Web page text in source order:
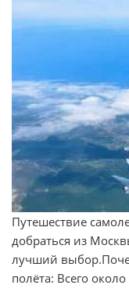
Путешествие
добраться из
лучший
полёта: Всего около